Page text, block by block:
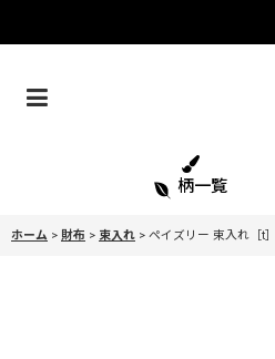
柄一覧
ホーム > 財布 > 束入れ > ペイズリー 束入れ［t］